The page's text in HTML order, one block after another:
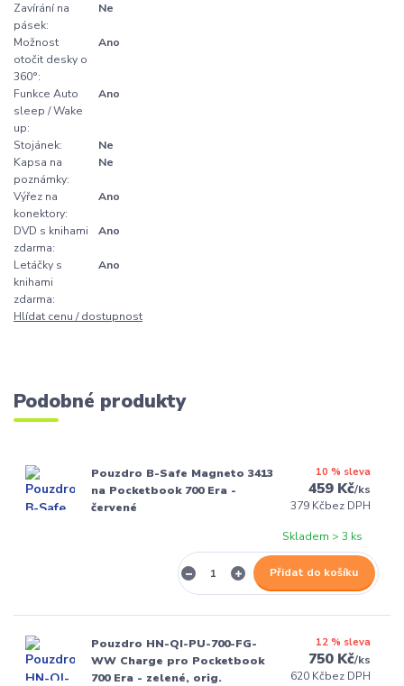
Zavírání na
pásek:
Ne
Možnost
otočit desky o
360°:
Ano
Funkce Auto
sleep / Wake
up:
Ano
Stojánek:
Ne
Kapsa na
poznámky:
Ne
Výřez na
konektory:
Ano
DVD s knihami
zdarma:
Ano
Letáčky s
knihami
zdarma:
Ano
Hlídat cenu / dostupnost
Podobné produkty
Pouzdro B-Safe Magneto 3413
na Pocketbook 700 Era -
červené
10 % sleva
459 Kč/ks
379 Kčbez DPH
Skladem > 3 ks
Přidat do košíku
Pouzdro HN-QI-PU-700-FG-
WW Charge pro Pocketbook
700 Era - zelené, orig.
12 % sleva
750 Kč/ks
620 Kčbez DPH